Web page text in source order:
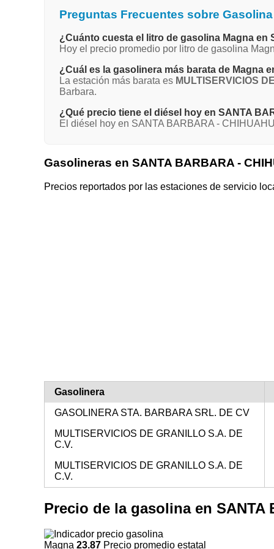
Preguntas Frecuentes sobre
¿Cuánto cuesta el litro de gasolina Magna en
Hoy el precio promedio por litro de gasolina
¿Cuál es la gasolinera más barata de Magna
La estación más barata es MULTISERVICIOS
Barbara.
¿Qué precio tiene el diésel hoy en SANTA
El diésel hoy en SANTA BARBARA -
Gasolineras en SANTA BARBARA -
Precios reportados por las estaciones de servicio
Gasolinera
GASOLINERA STA. BARBARA SRL. DE CV
MULTISERVICIOS DE GRANILLO S.A. DE
C.V.
MULTISERVICIOS DE GRANILLO S.A. DE
C.V.
Precio de la gasolina en SANTA
Magna 23.87 Precio promedio estatal